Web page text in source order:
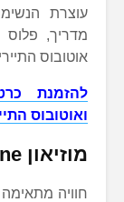
אוטובוס
להזמנת
ואוטובוס
מוזיאון HMS Caroline בבלפסט
חוויה